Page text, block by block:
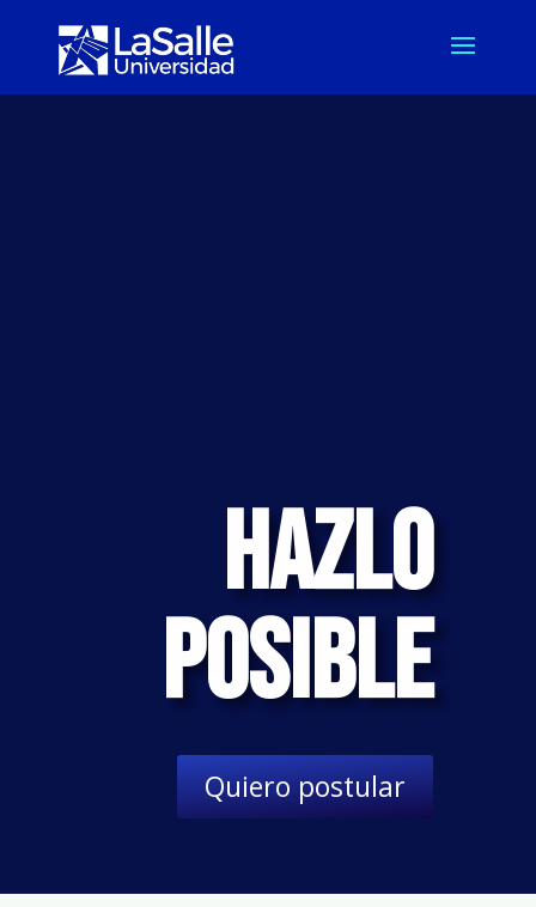
Hazlo
Posible
Quiero postular